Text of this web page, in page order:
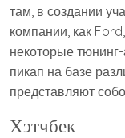
там, в создании
компании, как
некоторые
пикап на базе
представляют
Хэтчбек